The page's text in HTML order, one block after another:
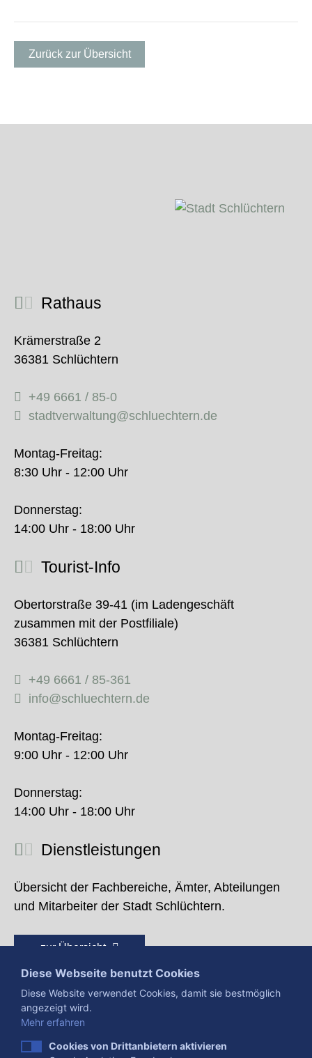
Zurück zur Übersicht
Rathaus
Krämerstraße 2
36381 Schlüchtern
+49 6661 / 85-0
stadtverwaltung@schluechtern.de
Montag-Freitag:
8:30 Uhr - 12:00 Uhr
Donnerstag:
14:00 Uhr - 18:00 Uhr
Tourist-Info
Obertorstraße 39-41 (im Ladengeschäft
zusammen mit der Postfiliale)
36381 Schlüchtern
+49 6661 / 85-361
info@schluechtern.de
Montag-Freitag:
9:00 Uhr - 12:00 Uhr
Donnerstag:
14:00 Uhr - 18:00 Uhr
Dienstleistungen
Übersicht der Fachbereiche, Ämter, Abteilungen
und Mitarbeiter der Stadt Schlüchtern.
zur Übersicht
Diese Webseite benutzt Cookies
Diese Website verwendet Cookies, damit sie bestmöglich
angezeigt wird.
Mehr erfahren
Cookies von Drittanbietern aktivieren